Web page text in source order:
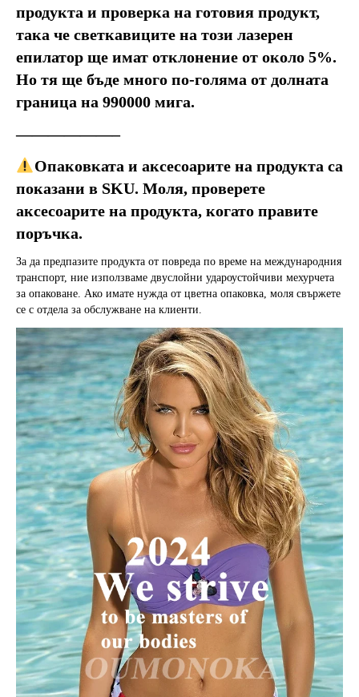
продукта и проверка на готовия продукт,
така че светкавиците на този лазерен
епилатор ще имат отклонение от около 5%.
Но тя ще бъде много по-голяма от долната
граница на 990000 мига.
——————–
Опаковката и аксесоарите на продукта са
показани в SKU. Моля, проверете
аксесоарите на продукта, когато правите
поръчка.
За да предпазите продукта от повреда по време на международния
транспорт, ние използваме двуслойни удароустойчиви мехурчета
за опаковане. Ако имате нужда от цветна опаковка, моля свържете
се с отдела за обслужване на клиенти.